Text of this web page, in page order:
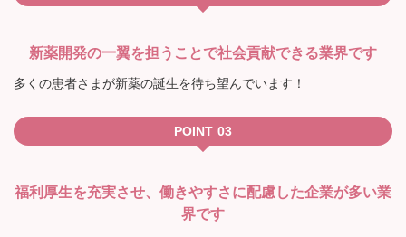
新薬開発の一翼を担うことで社会貢献できる業界です
多くの患者さまが新薬の誕生を待ち望んでいます！
POINT
福利厚生を充実させ、働きやすさに配慮した企業が多い業
界です